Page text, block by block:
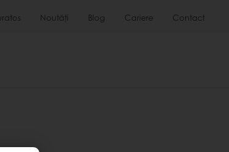
Noutăți Blog Cariere Contact